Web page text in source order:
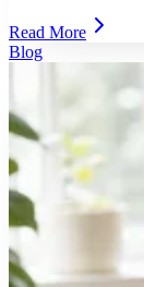
Read More
Blog